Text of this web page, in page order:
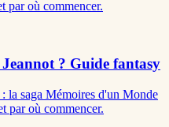
par où commencer.
? Guide fantasy
la saga Mémoires d'un Monde
par où commencer.